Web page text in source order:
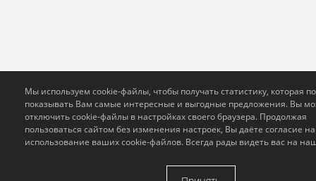
Мы используем cookie-файлы, чтобы получать статистику, которая
показывать Вам самые интересные и выгодные предложения. Вы
отключить cookie-файлы в настройках своего браузера. Продолжая
пользоваться сайтом без изменения настроек, Вы даёте согласие на
использование ваших cookie-файлов. Всегда рады видеть вас на